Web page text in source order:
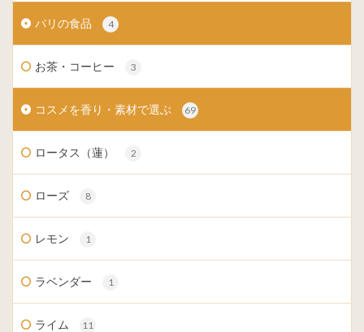
バリの食品 4
お茶・コーヒー 3
コスメを香り・素材で選ぶ 69
ロータス（蓮） 2
ローズ 8
レモン 1
ラベンダー 1
ライム 11